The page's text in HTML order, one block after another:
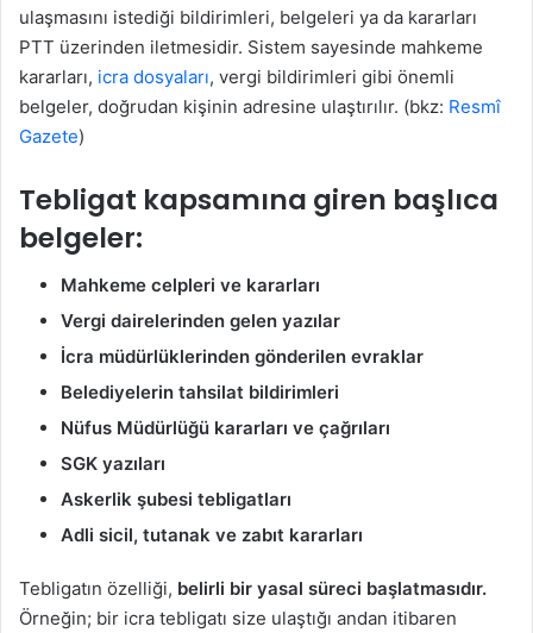
ulaşmasını istediği bildirimleri, belgeleri ya da kararları
PTT üzerinden iletmesidir. Sistem sayesinde mahkeme
kararları, icra dosyaları, vergi bildirimleri gibi önemli
belgeler, doğrudan kişinin adresine ulaştırılır. (bkz: Resmî
Gazete)
Tebligat kapsamına giren başlıca
belgeler:
Mahkeme celpleri ve kararları
Vergi dairelerinden gelen yazılar
İcra müdürlüklerinden gönderilen evraklar
Belediyelerin tahsilat bildirimleri
Nüfus Müdürlüğü kararları ve çağrıları
SGK yazıları
Askerlik şubesi tebligatları
Adli sicil, tutanak ve zabıt kararları
Tebligatın özelliği, belirli bir yasal süreci başlatmasıdır.
Örneğin; bir icra tebligatı size ulaştığı andan itibaren